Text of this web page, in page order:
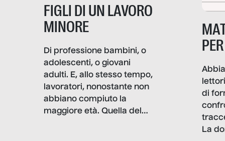
FIGLI DI UN LAVORO
MINORE
Di professione bambini, o
adolescenti, o giovani
adulti. E, allo stesso tempo,
lavoratori, nonostante non
abbiano compiuto la
maggiore età. Quella del
di
La